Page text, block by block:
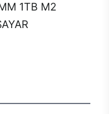
1TB M2